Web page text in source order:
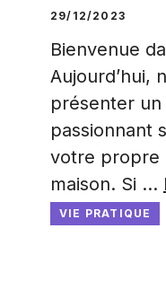
29/12/2023
Bienvenue
Aujourd’hui,
présenter
passionnant
votre propre
maison. Si …
VIE PRATIQUE